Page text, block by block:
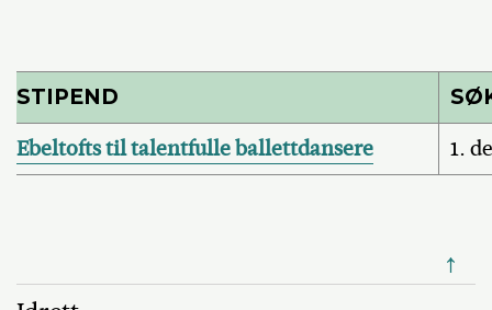
STIPEND
Ebeltofts til talentfulle ballettdansere 1.
↑